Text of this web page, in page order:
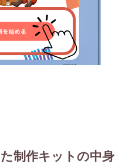
制作キットの中身